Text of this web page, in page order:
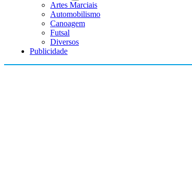
Artes Marciais
Automobilismo
Canoagem
Futsal
Diversos
Publicidade